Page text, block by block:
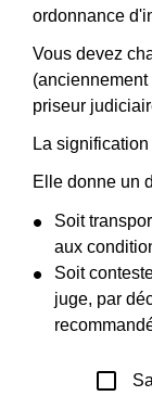
ordonnance
Vous devez
priseur
La
Elle donne un
Soit
aux
Soit
juge, par
check_box_outline_blank